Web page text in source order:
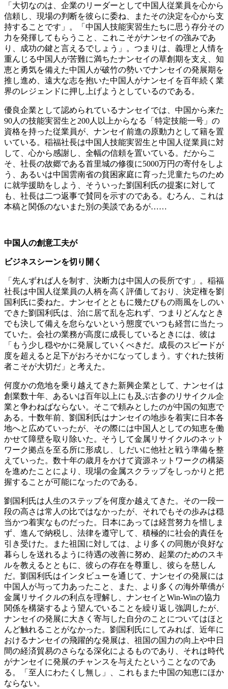
「大切なのは、企業のリーダーとして中国人従業員を心から
信頼し、現場の判断を彼らに委ね、またその決定を心から支
持することです」。「中国人技能実習生たちに思う存分その
力を発揮してもらうこと、これこそがナンセイの強みであ
り、成功の鍵と言えるでしょう」。つまりは、義理と人情を
重んじる中国人が苦難に満ちたナンセイの草創期を支え、知
恵と勇気を備えた中国人が破竹の勢いでナンセイの発展期を
推し進め、遠大な志を抱いた中国人がナンセイを百年続く業
界のレジェンドに押し上げようとしているのである。
優良企業として認められているナンセイでは、中国から来た
90人の技能実習生と200人以上からなる「特定技能一号」の
資格を持った従業員が、ナンセイ前進の原動力として籍を置
いている。稲福社長は中国人技能実習生と中国人従業員に対
して、心から感謝し、全幅の信頼を置いている。だからこ
そ、社長の故郷である首里城の修復に5000万円の寄付をしよ
う、あるいは中国雲南省の貧困家庭に育った児童たちのため
に就学援助をしよう、そういった劉国利氏の提案に対して
も、社長は二つ返事で賛同を示すのである。むろん、これは
本稿と関係のないまた別の美談であるが……
中国人の創意工夫が
ビジネスシーンを切り開く
「先んずれば人を制す、決断力は中国人の長所です」。稲福
社長は中国人従業員の人柄を高く評価しており、決定権を劉
国利氏に委ねた。ナンセイとともに幾たびもの雨風をしのい
できた劉国利氏は、治に居て乱を忘れず、つまりどんなとき
でも決して備えを怠らないという態度でいつも経営に当たっ
ていた。会社の業務が高度に成長しているときには、彼は
「もう少し穏やかに発展していくべきだ。成長のスピードが
度を超えると足下がおろそかになってしまう。すぐれた技術
者こそが大切だ」と考えた。
何度かの危地を乗り越えてきた新興企業として、ナンセイは
創業数十年、あるいは百年以上にも及ぶ古参のリサイクル企
業と争わねばならない。そこで頼みとしたのが中国の知恵で
ある。十数年前、劉国利氏はナンセイの地歩を着実に日本各
地へと広めていったが、その際には中国人としての知恵を働
かせて障壁を取り除いた。そうして金属リサイクルのネット
ワーク拠点を至る所に形成し、しだいに他社と戦う準備を整
えていった。数十年の歳月をかけて資源ネットワークの構築
を進めたことにより、現場の金属スクラップをしっかりと把
握することが可能になったのである。
劉国利氏は人生のステップを何度か越えてきた。その一段一
段の高さは常人の比ではなかったが、それでもその歩みは穏
当かつ着実なものだった。日本にあっては経営努力を惜しま
ず、進んで納税し、法律を遵守して、積極的に社会的責任を
引き受けた。また祖国に対しては、より多くの同胞が良好な
暮らしを送れるように待遇の改善に努め、起業のためのスキ
ルを教えるとともに、彼らの存在を尊重し、彼らを慈しん
だ。劉国利氏はインタビューを通じて、ナンセイの発展には
中国人が与って力あったこと、また、より多くの海外華僑が
金属リサイクルの利点を理解し、ナンセイとWin-Winの協力
関係を構築するよう望んでいることを繰り返し強調したが、
ナンセイの発展に大きく寄与した自分のことについてはほと
んど触れることがなかった。劉国利氏にしてみれば、近年に
おけるナンセイの飛躍的な発展は、祖国の国力の向上や中日
間の経済貿易のさらなる深化によるものであり、それは時代
がナンセイに発展のチャンスを与えたということなのであ
る。「至人にわたくし無し」、これもまた中国の知恵にほか
ならない。